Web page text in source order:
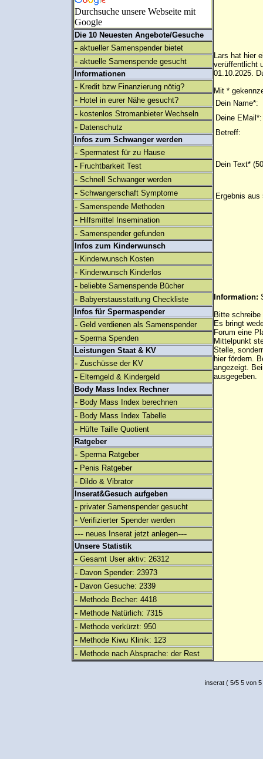
Durchsuche unsere Webseite mit
Google
Die 10 Neuesten Angebote/Gesuche
- aktueller Samenspender bietet
- aktuelle Samenspende gesucht
Informationen
- Kredit bzw Finanzierung nötig?
- Hotel in eurer Nähe gesucht?
- kostenlos Stromanbieter Wechseln
- Datenschutz
Infos zum Schwanger werden
- Spermatest für zu Hause
- Fruchtbarkeit Test
- Schnell Schwanger werden
- Schwangerschaft Symptome
- Samenspende Methoden
- Hilfsmittel Insemination
- Samenspender gefunden
Infos zum Kinderwunsch
- Kinderwunsch Kosten
- Kinderwunsch Kinderlos
- beliebte Samenspende Bücher
- Babyerstausstattung Checkliste
Infos für Spermaspender
- Geld verdienen als Samenspender
- Sperma Spenden
Leistungen Staat & KV
- Zuschüsse der KV
- Elterngeld & Kindergeld
Body Mass Index Rechner
- Body Mass Index berechnen
- Body Mass Index Tabelle
- Hüfte Taille Quotient
Ratgeber
- Sperma Ratgeber
- Penis Ratgeber
- Dildo & Vibrator
Inserat&Gesuch aufgeben
- privater Samenspender gesucht
- Verifizierter Spender werden
--- neues Inserat jetzt anlegen---
Unsere Statistik
- Gesamt User aktiv: 26312
- Davon Spender: 23973
- Davon Gesuche: 2339
- Methode Becher: 4418
- Methode Natürlich: 7315
- Methode verkürzt: 950
- Methode Kiwu Klinik: 123
- Methode nach Absprache: der Rest
Lars hat hier
verüffentlicht
01.10.2025.
Mit *
Dein Name*:
Deine EMail*:
Betreff:
Dein Text*
Ergebnis aus
Information:
Bitte
Es bringt
Forum eine
Mittelpunkt
Stelle,
hier fördern.
angezeigt.
ausgegeben.
inserat( 5/5 5 von 5